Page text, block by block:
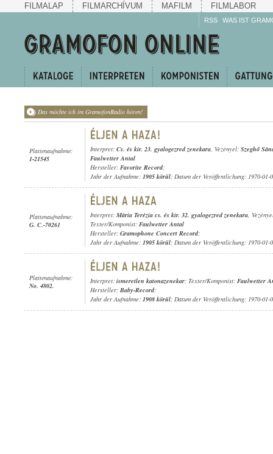
FILMALAP FILMARCHÍVUM MAFILM FILMLABOR
RSS WAS IST
Das möchte ich im GramofonRadio hören!
Plattenaufnahme:
1-21545
Interpret: Cs. és kir. 23. gyalogezred zenekara, Vezényel: Szeghő
Faulwetter Antal
Hersteller: Favorite Record;
Jahr der Aufnahme: 1905 körül; Datum der Veröffentlichung: 1970-01-
Plattenaufnahme:
G. C.-70261
Interpret: Mária Terézia cs. és kir. 32. gyalogezred zenekara,
Texter/Komponist: Faulwetter Antal
Hersteller: Gramophone Concert Record;
Jahr der Aufnahme: 1905 körül; Datum der Veröffentlichung: 1970-01-
Plattenaufnahme:
No. 4802.
Interpret: ismeretlen katonazenekar; Texter/Komponist: Faulwetter
Hersteller: Baby-Record;
Jahr der Aufnahme: 1908 körül; Datum der Veröffentlichung: 1970-01-